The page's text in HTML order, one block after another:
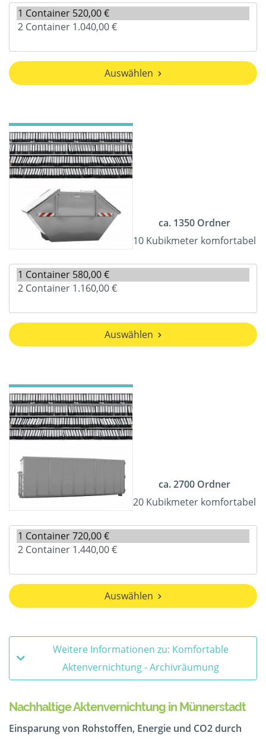
Auswählen
ca. 1350 Ordner
10 Kubikmeter komfortabel
Auswählen
ca. 2700 Ordner
20 Kubikmeter komfortabel
Auswählen
Weitere Informationen zu: Komfortable
Aktenvernichtung - Archivräumung
Nachhaltige Aktenvernichtung in Münnerstadt
Einsparung von Rohstoffen, Energie und CO2 durch